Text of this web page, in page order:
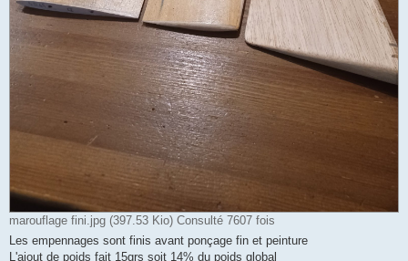
marouflage fini.jpg (397.53 Kio) Consulté 7607 fois
Les empennages sont finis avant ponçage fin et peinture
L'ajout de poids fait 15grs soit 14% du poids global